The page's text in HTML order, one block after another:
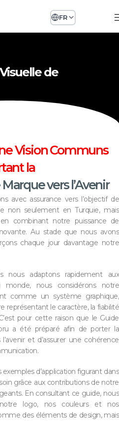
FR
de
Vision Communs
la
vers l’Avenir
avec assurance vers l’objectif de
non seulement en Turquie, mais
combinant notre puissance de
Au stade que nous avons
chaque jour davantage notre
nous adaptons rapidement aux
monde, nous considérons notre
comme un système graphique,
représentant le caractère, la fiabilité
pour cette raison que le Guide
a été préparé afin de porter la
et d’assurer une cohérence
d’application figurant dans
grâce aux contributions de notre
En consultant ce guide, nous
logo, nos couleurs et nos
des éléments de design, mais